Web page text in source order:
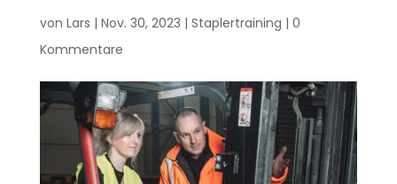
von Lars | Nov. 30, 2023 | Staplertraining | 0
Kommentare